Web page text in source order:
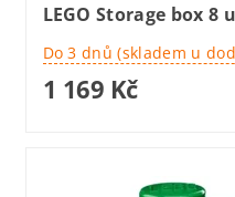
LEGO Storage box 8
Do 3 dnů (skladem u
1 169 Kč